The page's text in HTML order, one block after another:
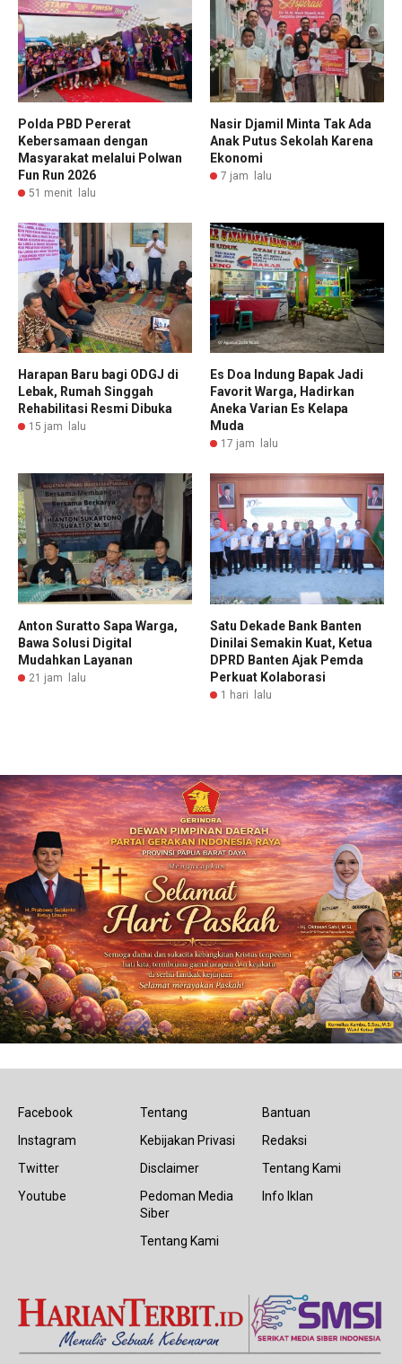
Polda PBD Pererat
Kebersamaan dengan
Masyarakat melalui Polwan
Fun Run 2026
51 menit lalu
Nasir Djamil Minta Tak Ada
Anak Putus Sekolah Karena
Ekonomi
7 jam lalu
Harapan Baru bagi ODGJ di
Lebak, Rumah Singgah
Rehabilitasi Resmi Dibuka
15 jam lalu
Es Doa Indung Bapak Jadi
Favorit Warga, Hadirkan
Aneka Varian Es Kelapa
Muda
17 jam lalu
Anton Suratto Sapa Warga,
Bawa Solusi Digital
Mudahkan Layanan
21 jam lalu
Satu Dekade Bank Banten
Dinilai Semakin Kuat, Ketua
DPRD Banten Ajak Pemda
Perkuat Kolaborasi
1 hari lalu
Facebook
Instagram
Twitter
Youtube
Tentang
Kebijakan Privasi
Disclaimer
Pedoman Media
Siber
Tentang Kami
Bantuan
Redaksi
Tentang Kami
Info Iklan